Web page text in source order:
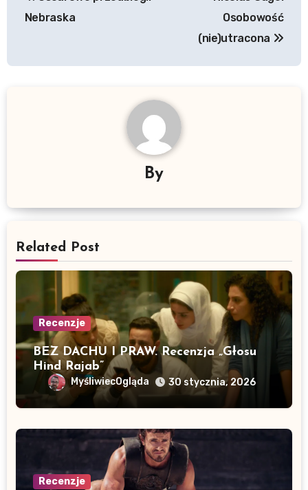
wpisu
Nebraska
Osobowość
(nie)utracona
By
Related Post
Recenzje
BEZ DACHU I PRAW. Recenzja „Głosu
Hind Rajab”
MyśliwiecOgląda 30 stycznia, 2026
Recenzje